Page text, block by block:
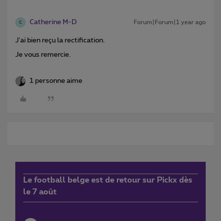
C Catherine M-D Forum|Forum|1 year ago
J'ai bien reçu la rectification.
Je vous remercie.
1 personne aime
Le football belge est de retour sur Pickx dès
le 7 août